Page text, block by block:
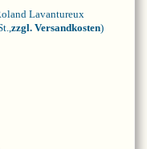
Lavantureux
zzgl. Versandkosten)